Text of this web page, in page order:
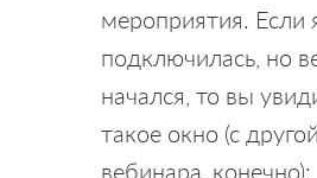
мероприятия. Если
подключилась, но
начался, то вы
такое окно (с
вебинара, конечно):